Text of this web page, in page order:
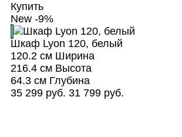
Купить
New -9%
Шкаф Lyon 120, белый
120.2 смШирина
216.4 смВысота
64.3 смГлубина
35 299 руб. 31 799 руб.